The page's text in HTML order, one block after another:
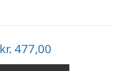
kr. 477,00